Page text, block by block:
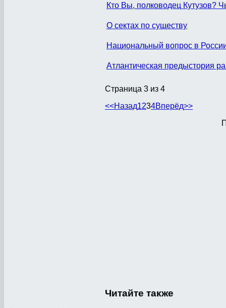
Кто Вы, полководец Кутузов?
О сектах по существу
Национальный вопрос в
Атлантическая предыстория
Страница 3 из 4
<<Назад1234Вперёд>>
Читайте также